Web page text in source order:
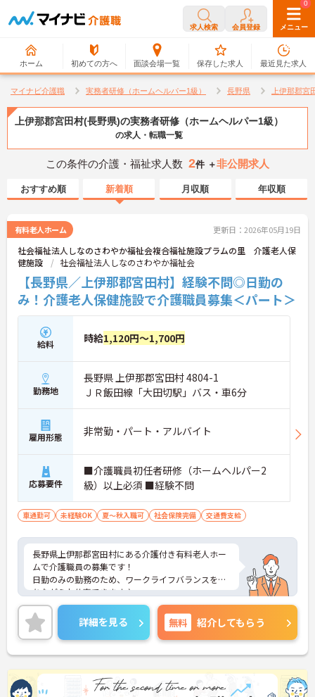
求人検索 会員登録 メニュー
ホーム 初めての方へ 面談会場一覧
0
保存した求人
0
最近見た求人
マイナビ介護職 実務者研修（ホームヘルパー1級） 長野県 上伊那郡宮
上伊那郡宮田村(長野県)の実務者研修（ホームヘルパー1級）
の求人・転職一覧
この条件の介護・福祉求人数 2件 ＋非公開求人
おすすめ順 新着順 月収順 年収順
有料老人ホーム 更新日：2026年05月19日
社会福祉法人しなのさわやか福祉会複合福祉施設プラムの里 介護老人保
健施設
社会福祉法人しなのさわやか福祉会
【長野県／上伊那郡宮田村】経験不問◎日勤の
み！介護老人保健施設で介護職員募集＜パート＞
給料 時給1,120円～1,700円
勤務地
長野県 上伊那郡宮田村 4804-1
ＪＲ飯田線「大田切駅」バス・車6分
雇用形態 非常勤・パート・アルバイト
応募要件
■介護職員初任者研修（ホームヘルパー2
級）以上必須 ■経験不問
車通勤可 未経験OK 夏～秋入職可 社会保険完備 交通費支給
長野県上伊那郡宮田村にある介護付き有料老人ホー
ムで介護職員の募集です！
日勤のみの勤務のため、ワークライフバランスを保
ちながらお仕事できます♪
また、研修やフォロー体制が整っているため、未経
験の方でも安心して一つひとつの業務を習得できま
す♪
ご興味ある方は面接ポイントをお伝えしますので、
お気軽にご連絡ください。
詳細を見る 無料 紹介してもらう